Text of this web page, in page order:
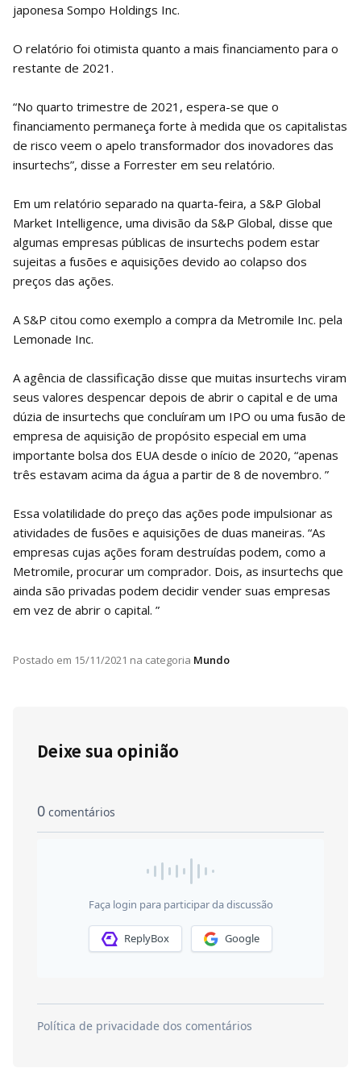
japonesa Sompo Holdings Inc.
O relatório foi otimista quanto a mais financiamento para o
restante de 2021.
“No quarto trimestre de 2021, espera-se que o
financiamento permaneça forte à medida que os capitalistas
de risco veem o apelo transformador dos inovadores das
insurtechs”, disse a Forrester em seu relatório.
Em um relatório separado na quarta-feira, a S&P Global
Market Intelligence, uma divisão da S&P Global, disse que
algumas empresas públicas de insurtechs podem estar
sujeitas a fusões e aquisições devido ao colapso dos
preços das ações.
A S&P citou como exemplo a compra da Metromile Inc. pela
Lemonade Inc.
A agência de classificação disse que muitas insurtechs viram
seus valores despencar depois de abrir o capital e de uma
dúzia de insurtechs que concluíram um IPO ou uma fusão de
empresa de aquisição de propósito especial em uma
importante bolsa dos EUA desde o início de 2020, “apenas
três estavam acima da água a partir de 8 de novembro. ”
Essa volatilidade do preço das ações pode impulsionar as
atividades de fusões e aquisições de duas maneiras. “As
empresas cujas ações foram destruídas podem, como a
Metromile, procurar um comprador. Dois, as insurtechs que
ainda são privadas podem decidir vender suas empresas
em vez de abrir o capital. ”
Postado em 15/11/2021 na categoria Mundo
Deixe sua opinião